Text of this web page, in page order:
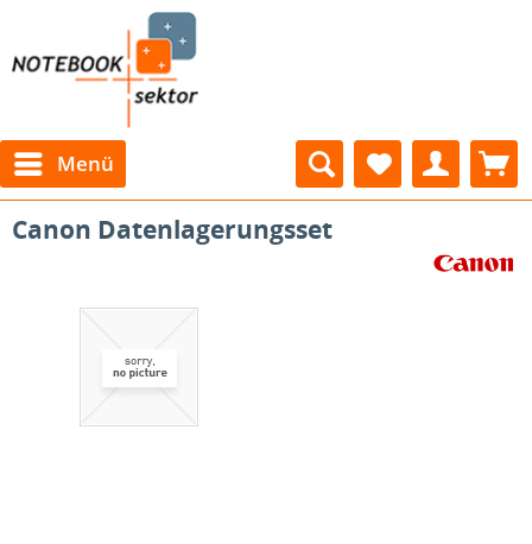
Menü
Canon Datenlagerungsset